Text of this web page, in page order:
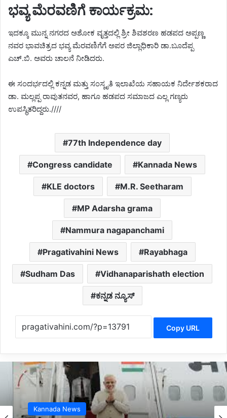
ಭವ್ಯ ಮೆರವಣಿಗೆ ಕಾರ್ಯಕ್ರಮ:
ಇದಕ್ಕೂ ಮುನ್ನ ನಗರದ ಅಶೋಕ ವೃತ್ತದಲ್ಲಿ ಶ್ರೀ ಶಿವಶರಣ ಹಡಪದ ಅಪ್ಪಣ್ಣ
ನವರ ಭಾವಚಿತ್ರದ ಭವ್ಯ ಮೆರವಣಿಗೆಗೆ ಅಪರ ಜಿಲ್ಲಾಧಿಕಾರಿ ಡಾ.ಬೂದೆಪ್ಪ
ಎಚ್.ಬಿ. ಅವರು ಚಾಲನೆ ನೀಡಿದರು.
ಈ ಸಂದರ್ಭದಲ್ಲಿ ಕನ್ನಡ ಮತ್ತು ಸಂಸ್ಕೃತಿ ಇಲಾಖೆಯ ಸಹಾಯಕ ನಿರ್ದೇಶಕರಾದ
ಡಾ. ಮಲ್ಲಪ್ಪ ರಾವುತನವರ, ಹಾಗೂ ಹಡಪದ ಸಮಾಜದ ಎಲ್ಲ ಗಣ್ಯರು
ಉಪಸ್ಥಿತರಿದ್ದರು.////
77th Independence day
Congress candidate Kannada News
KLE doctors M.R. Seetharam
MP Adarsha grama
Nammura nagapanchami
Pragativahini News Rayabhaga
Sudham Das Vidhanaparishath election
ಕನ್ನಡ ನ್ಯೂಸ್
Copy URL
Belagavi News